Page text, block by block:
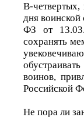
В-четвертых,
дня воинской
ФЗ от
сохранять
воинов,
Российской
Не пора ли